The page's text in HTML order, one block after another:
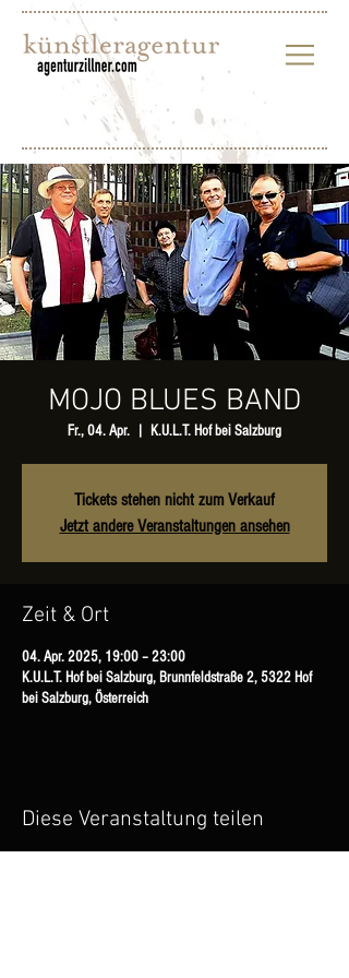
MOJO BLUES BAND
Fr., 04. Apr. K.U.L.T. Hof bei Salzburg
Tickets stehen nicht zum Verkauf
Jetzt andere Veranstaltungen ansehen
Zeit & Ort
04. Apr. 2025, 19:00 – 23:00
K.U.L.T. Hof bei Salzburg, Brunnfeldstraße 2, 5322 Hof
bei Salzburg, Österreich
Diese Veranstaltung teilen